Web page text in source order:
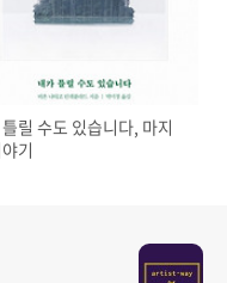
릴 수도 있습니다, 마지
기